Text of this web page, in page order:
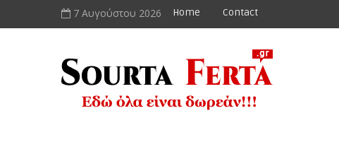
7 Αυγούστου 2026 Home Contact